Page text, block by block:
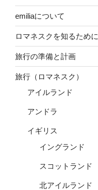
emiliaについて
ロマネスクを知るために
旅行の準備と計画
旅行（ロマネスク）
アイルランド
アンドラ
イギリス
イングランド
スコットランド
北アイルランド